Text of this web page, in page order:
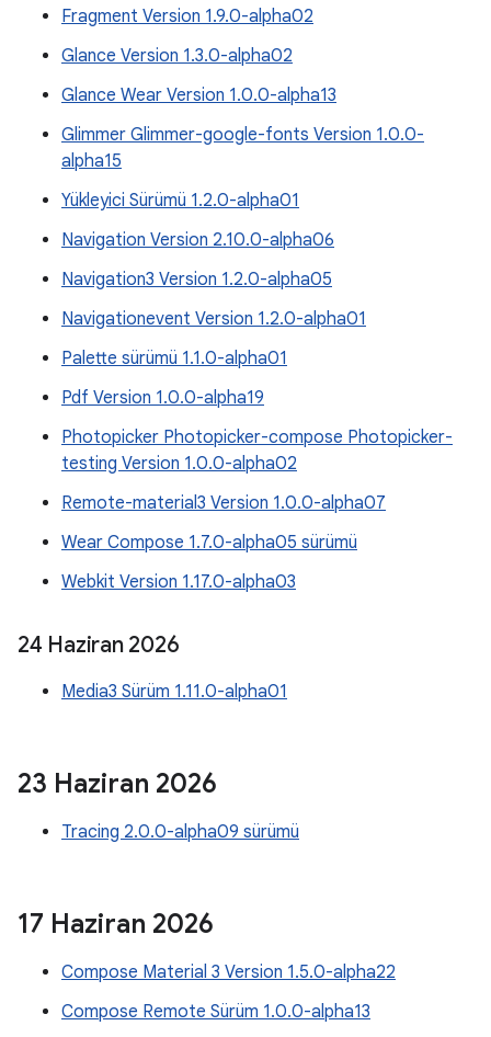
Fragment Version 1.9.0-alpha02
Glance Version 1.3.0-alpha02
Glance Wear Version 1.0.0-alpha13
Glimmer Glimmer-google-fonts Version 1.0.0-
alpha15
Yükleyici Sürümü 1.2.0-alpha01
Navigation Version 2.10.0-alpha06
Navigation3 Version 1.2.0-alpha05
Navigationevent Version 1.2.0-alpha01
Palette sürümü 1.1.0-alpha01
Pdf Version 1.0.0-alpha19
Photopicker Photopicker-compose Photopicker-
testing Version 1.0.0-alpha02
Remote-material3 Version 1.0.0-alpha07
Wear Compose 1.7.0-alpha05 sürümü
Webkit Version 1.17.0-alpha03
24 Haziran 2026
Media3 Sürüm 1.11.0-alpha01
23 Haziran 2026
Tracing 2.0.0-alpha09 sürümü
17 Haziran 2026
Compose Material 3 Version 1.5.0-alpha22
Compose Remote Sürüm 1.0.0-alpha13